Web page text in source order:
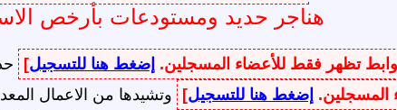
هناجر حديد ومستودعات بأرخص
تظهر فقط للأعضاء المسجلين. إضغط هنا للتسجيل]
المسجلين. إضغط هنا للتسجيل]
وتشيدها من الاعمال